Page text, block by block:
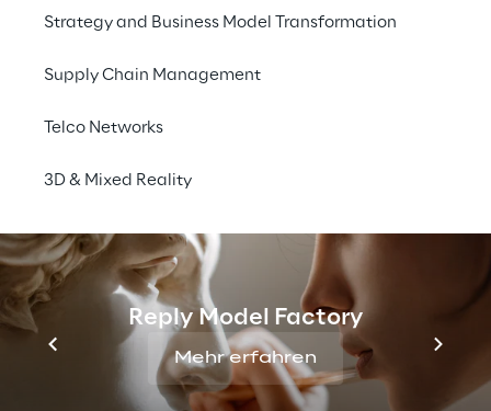
Strategy and Business Model Transformation
Supply Chain Management
Telco Networks
3D & Mixed Reality
Reply Model Factory
Mehr erfahren
Schwachstellen in der Software
Angriffe auf das
IoT-Netzes
Ein Brute-Force-Angriff